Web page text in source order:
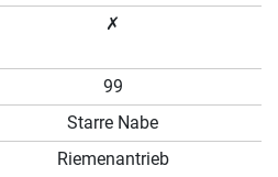
✗
99
Starre Nabe
Riemenantrieb